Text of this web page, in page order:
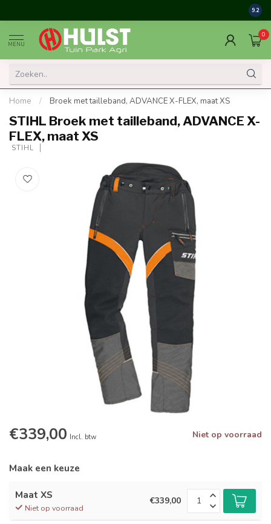
9.2
MENU
0
Home / Broek met tailleband, ADVANCE X-FLEX, maat XS
STIHL Broek met tailleband, ADVANCE X-
FLEX, maat XS
STIHL
€339,00 Incl. btw Niet op voorraad
Maak een keuze
Maat XS
Niet op voorraad
€339,00